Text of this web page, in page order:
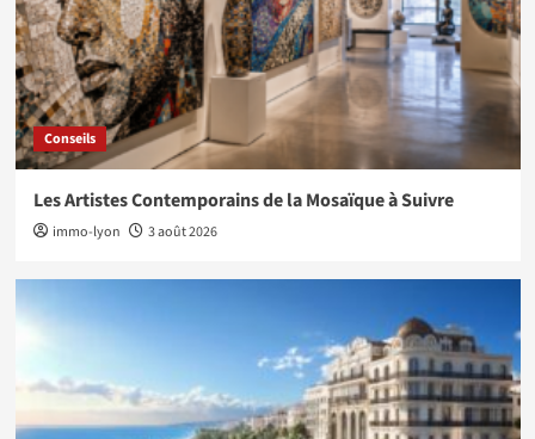
Conseils
Les Artistes Contemporains de la Mosaïque à Suivre
immo-lyon 3 août 2026